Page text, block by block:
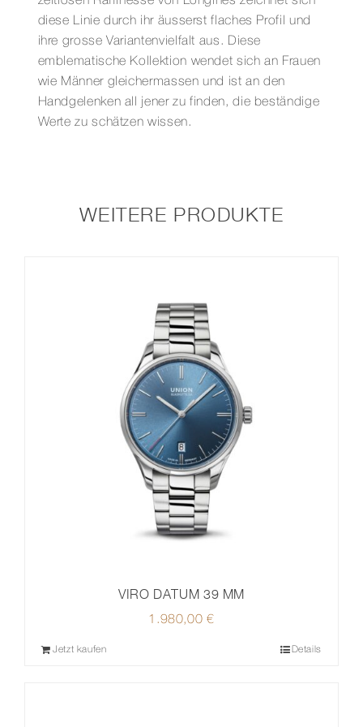
diese Linie durch ihr äusserst flaches Profil und
ihre grosse Variantenvielfalt aus. Diese
emblematische Kollektion wendet sich an Frauen
wie Männer gleichermassen und ist an den
Handgelenken all jener zu finden, die beständige
Werte zu schätzen wissen.
WEITERE PRODUKTE
VIRO DATUM 39 MM
1.980,00€
Jetzt kaufen Details